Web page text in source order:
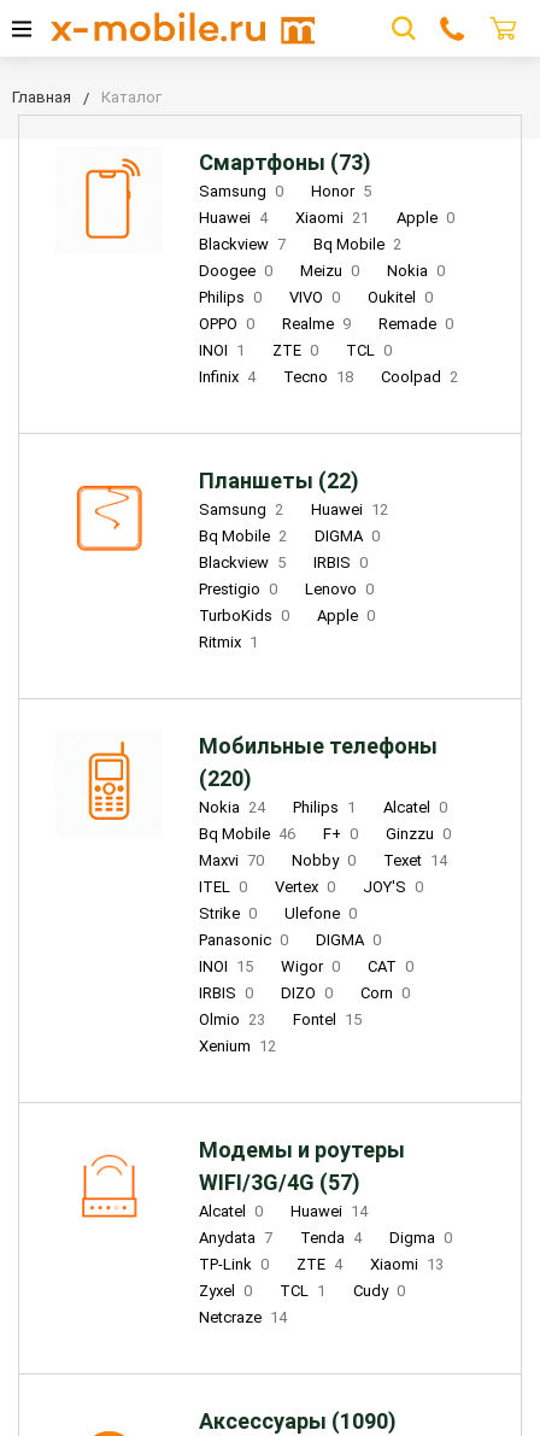
Главная Каталог
Смартфоны (73)
Samsung 0 Honor 5
Huawei 4 Xiaomi 21 Apple 0
Blackview 7 Bq Mobile 2
Doogee 0 Meizu 0 Nokia 0
Philips 0 VIVO 0 Oukitel
0
OPPO 0 Realme 9 Remade 0
INOI 1 ZTE 0 TCL 0
Infinix 4 Tecno 18 Coolpad 2
Планшеты (22)
Samsung 2 Huawei 12
Bq Mobile 2 DIGMA 0
Blackview 5 IRBIS 0
Prestigio 0 Lenovo 0
TurboKids 0 Apple 0
Ritmix 1
Мобильные телефоны
(220)
Nokia 24 Philips 1 Alcatel
0
Bq Mobile 46 F+ 0 Ginzzu 0
Maxvi 70 Nobby 0 Texet 14
ITEL 0 Vertex 0 JOY'S 0
Strike 0 Ulefone 0
Panasonic 0 DIGMA 0
INOI 15 Wigor 0 CAT 0
IRBIS 0 DIZO 0 Corn 0
Olmio 23 Fontel
15
Xenium 12
Модемы и роутеры
WIFI/3G/4G (57)
Alcatel 0 Huawei 14
Anydata 7 Tenda 4 Digma 0
TP-Link 0 ZTE 4 Xiaomi 13
Zyxel
0 TCL 1 Cudy 0
Netcraze 14
Аксессуары (1090)